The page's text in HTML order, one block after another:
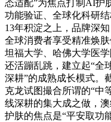
态适配”为焦点打制AI护
功能验证、全球化科研
13年积淀之上，品牌深
全球消费者享受精准焕
坦福大学、哈佛大学医
还活蹦乱跳，建立起“全
深耕”的成熟成长模式。
克龙试图撮合所谓的“中
线深耕的集大成之做，
护肤的焦点是“平安取功